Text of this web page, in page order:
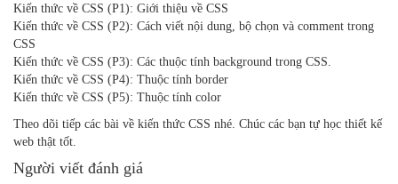
Kiến thức về CSS (P1): Giới thiệu về CSS
Kiến thức về CSS (P2): Cách viết nội dung, bộ chọn và comment trong
CSS
Kiến thức về CSS (P3): Các thuộc tính background trong CSS.
Kiến thức về CSS (P4): Thuộc tính border
Kiến thức về CSS (P5): Thuộc tính color
Theo dõi tiếp các bài về kiến thức CSS nhé. Chúc các bạn tự học thiết kế
web thật tốt.
Người viết đánh giá